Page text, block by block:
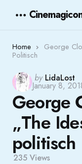
Home George
Politisch
Posted
by
by LidaLost
January 8,
George
„The
politisch
235 Views